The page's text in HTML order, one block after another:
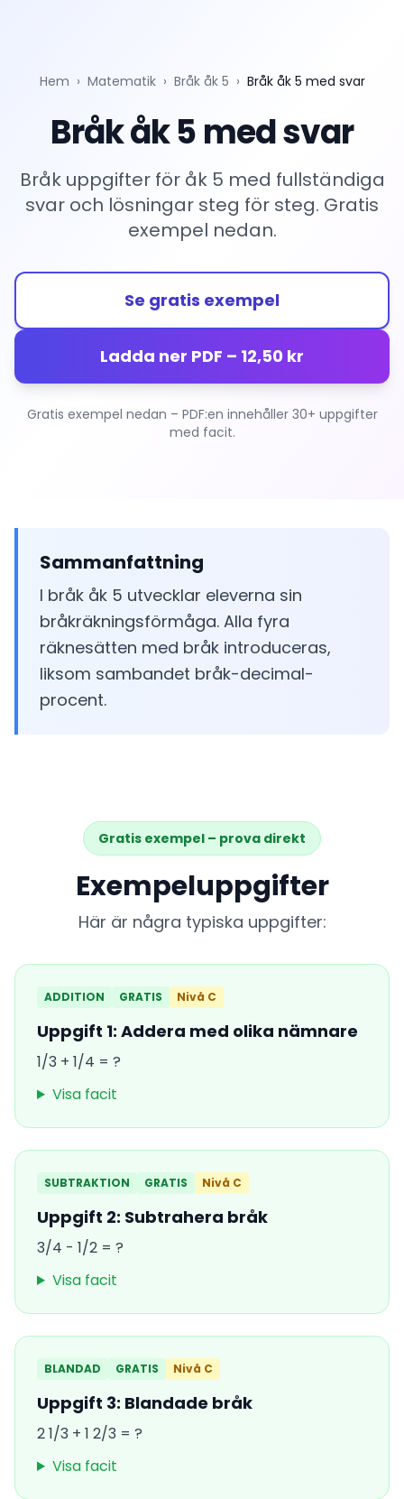
Hem › Matematik › Bråk åk 5 › Bråk åk 5 med svar
Bråk åk 5 med svar
Bråk uppgifter för åk 5 med fullständiga
svar och lösningar steg för steg. Gratis
exempel nedan.
Se gratis exempel
Ladda ner PDF – 12,50 kr
Gratis exempel nedan – PDF:en innehåller 30+ uppgifter
med facit.
Sammanfattning
I bråk åk 5 utvecklar eleverna sin
bråkräkningsförmåga. Alla fyra
räknesätten med bråk introduceras,
liksom sambandet bråk-decimal-
procent.
Gratis exempel – prova direkt
Exempeluppgifter
Här är några typiska uppgifter:
ADDITION GRATIS Nivå C
Uppgift 1: Addera med olika nämnare
1/3 + 1/4 = ?
Visa facit
SUBTRAKTION GRATIS Nivå C
Uppgift 2: Subtrahera bråk
3/4 - 1/2 = ?
Visa facit
BLANDAD GRATIS Nivå C
Uppgift 3: Blandade bråk
2 1/3 + 1 2/3 = ?
Visa facit